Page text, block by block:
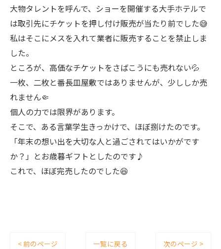
大物タレントを呼んで、ショーを開催する大手ホテルで
は取引先にチケットを押し付け販売が当たり前でした😅
私はそこにメスを入れて業者に販売することを禁止しま
した。
ところが、高価なチケットをさばこうにも売れない💦
一枚、二枚と番長皿屋敷ではありませんが、少ししか売
れません🤏
個人の力では限界があります。
そこで、ある言葉学生きっかけで、ほぼ捌けたのです。
「年末の想い出を大切な人と過ごされてはいかがです
か？」とお歳暮ギフトとしたのです♪
これで、ほぼ完売したのでした😆
< 前のページ 一覧に戻る 次のページ >